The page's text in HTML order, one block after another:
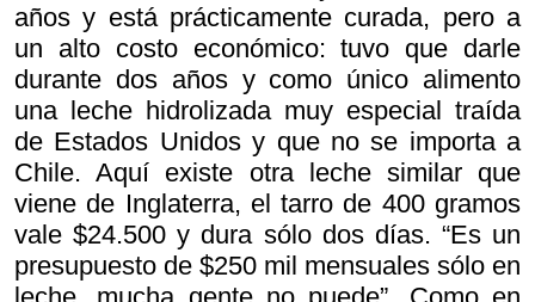
años y está prácticamente curada, pero a
un alto costo económico: tuvo que darle
durante dos años y como único alimento
una leche hidrolizada muy especial traída
de Estados Unidos y que no se importa a
Chile. Aquí existe otra leche similar que
viene de Inglaterra, el tarro de 400 gramos
vale $24.500 y dura sólo dos días. “Es un
presupuesto de $250 mil mensuales sólo en